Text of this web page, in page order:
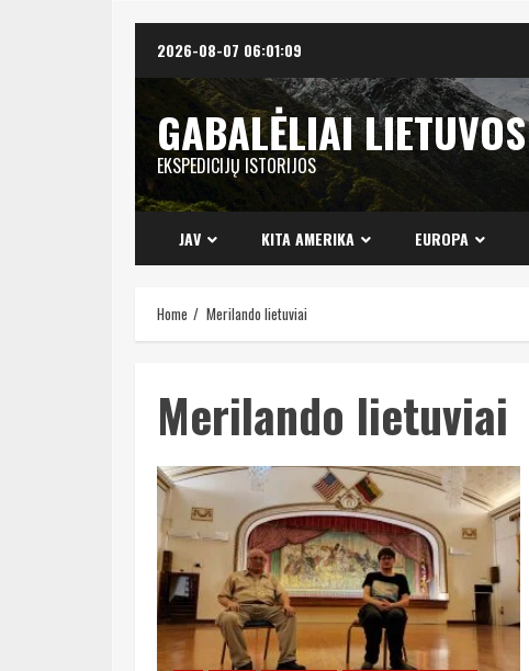
content
2026-08-07 06:01:10
GABALĖLIAI LIETUVOS
EKSPEDICIJŲ ISTORIJOS
JAV KITA AMERIKA EUROPA
Home Merilando lietuviai
Merilando lietuviai